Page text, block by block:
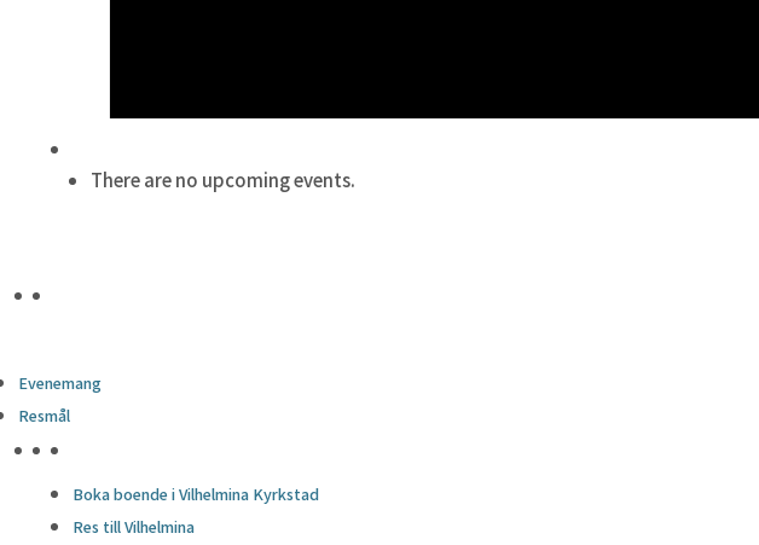
There are no upcoming events.
Evenemang
Resmål
Boka boende i Vilhelmina Kyrkstad
Res till Vilhelmina